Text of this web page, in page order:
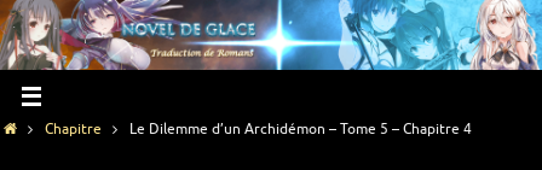
Chapitre Le Dilemme d’un Archidémon – Tome 5 – Chapitre 4